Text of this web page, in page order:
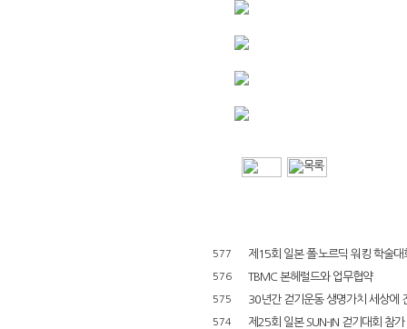
577 제15회 일본 폴·노르딕 워킹 학술
576 TBMC 본헤럴드와 업무협약
575 30년간 걷기운동 생명가치 세상에
574 제25회 일본 SUN-IN 걷기대회 참가